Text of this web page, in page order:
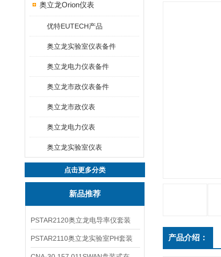
奥立龙Orion仪表
优特EUTECH产品
奥立龙实验室仪表备件
奥立龙电力仪表备件
奥立龙市政仪表备件
奥立龙市政仪表
奥立龙电力仪表
奥立龙实验室仪表
点击更多分类
新品推荐
PSTAR2120奥立龙电导率仪套装
PSTAR2110奥立龙实验室PH套装 产品介绍：